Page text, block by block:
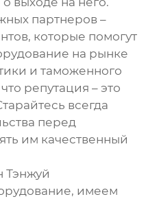
партнеров –
которые помогут
на рынке
и таможенного
репутация – это
всегда
перед
им качественный
Тэнжуй
имеем